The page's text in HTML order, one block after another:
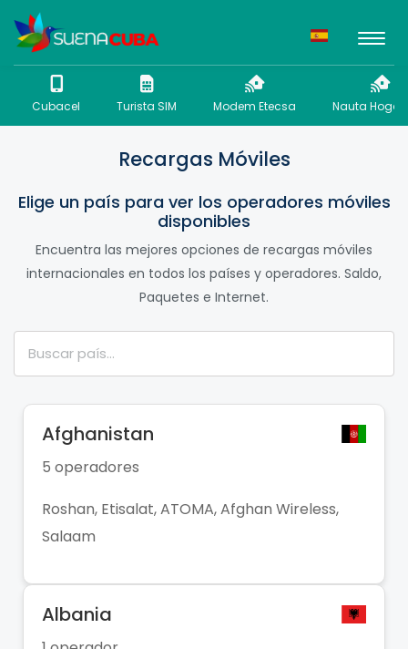
Cubacel Turista SIM Modem Etecsa Nauta Hogar
Recargas Móviles
Elige un país para ver los operadores móviles
disponibles
Encuentra las mejores opciones de recargas móviles
internacionales en todos los países y operadores. Saldo,
Paquetes e Internet.
Afghanistan
5 operadores
Roshan, Etisalat, ATOMA, Afghan Wireless,
Salaam
Albania